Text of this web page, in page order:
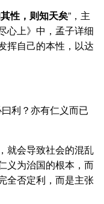
性，则知天矣”，主
心上》中，孟子详细
挥自己的本性，以达
曰利？亦有仁义而已
就会导致社会的混乱
义为治国的根本，而
全否定利，而是主张